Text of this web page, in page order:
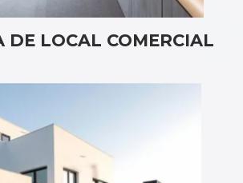
DE LOCAL COMERCIAL